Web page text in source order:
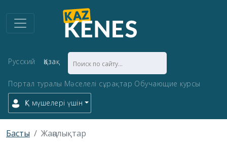
Русский Қазақ
Портал туралы Мәселелі сұрақтар Обучающие курсы
ҚК мүшелері үшін
Басты Жаңалықтар